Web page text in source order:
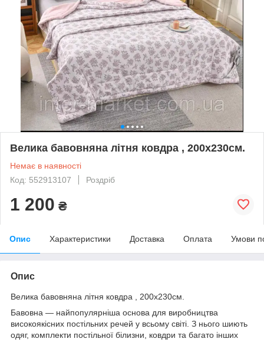
Велика бавовняна літня ковдра , 200х230см.
Немає в наявності
Код: 552913107
Роздріб
1 200 ₴
Опис Характеристики Доставка Оплата Умови
Опис
Велика бавовняна літня ковдра , 200х230см.
Бавовна — найпопулярніша основа для виробництва
високоякісних постільних речей у всьому світі. З нього шиють
одяг, комплекти постільної білизни, ковдри та багато інших